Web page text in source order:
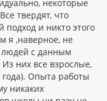
некоторые
твердят, что
и никто этого
я ,наверное, не
людей с данным
Из них все взрослые,
Опыта работы
никаких